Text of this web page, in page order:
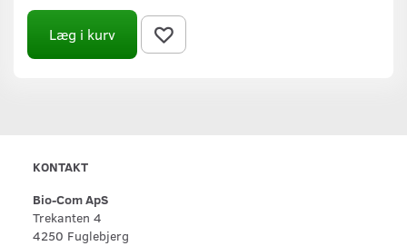
Læg i kurv
KONTAKT
Bio-Com ApS
Trekanten 4
4250 Fuglebjerg